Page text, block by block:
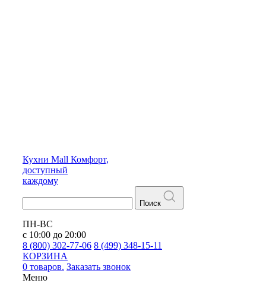
Кухни Mall Комфорт,
доступный
каждому
Поиск
ПН-ВС
с 10:00 до 20:00
8 (800) 302-77-06 8 (499) 348-15-11
КОРЗИНА
0 товаров. Заказать звонок
Меню